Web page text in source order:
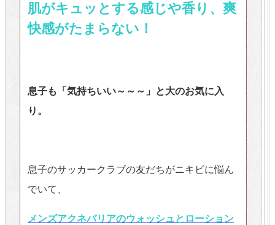
肌がキュッとする感じや香り、爽
快感がたまらない！
息子も「気持ちいい～～～」と大のお気に入
り。
息子のサッカークラブの友だちがニキビに悩ん
でいて、
メンズアクネバリアのウォッシュとローション